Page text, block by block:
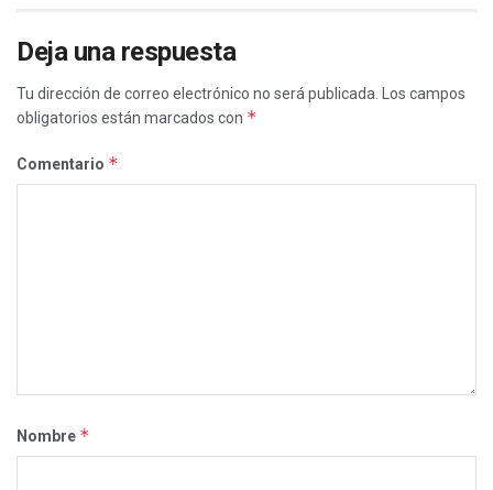
Deja una respuesta
Tu dirección de correo electrónico no será publicada. Los campos
obligatorios están marcados con *
Comentario *
Nombre *